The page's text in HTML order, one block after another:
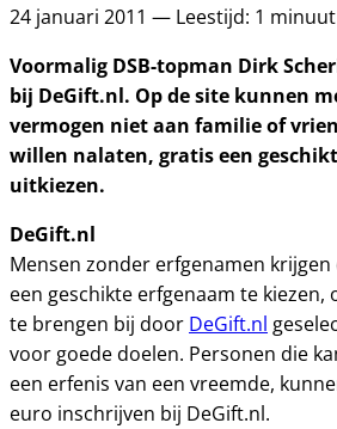
24 januari 2011 — Leestijd: 1 minuut
Voormalig DSB-topman Dirk
bij DeGift.nl. Op de site kunnen
vermogen niet aan familie of
willen nalaten, gratis een
uitkiezen.
DeGift.nl
Mensen zonder erfgenamen
een geschikte erfgenaam te
te brengen bij door DeGift.nl
voor goede doelen. Personen die
een erfenis van een vreemde,
euro inschrijven bij DeGift.nl.